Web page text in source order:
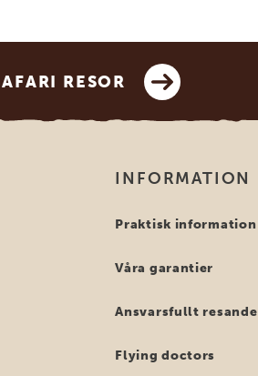
RESOR
INFORMATION
Praktisk information
Våra garantier
Ansvarsfullt resande
Flying doctors